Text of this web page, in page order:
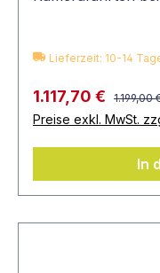
Lieferzeit: 10-14
1.117,70 € 1.199,00
Preise exkl. MwSt.
In